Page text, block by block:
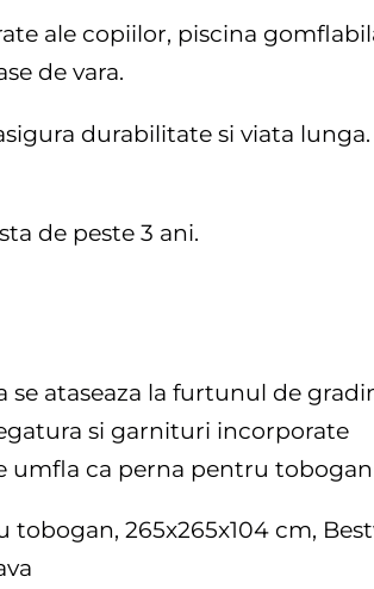
ale copiilor, piscina
de vara.
durabilitate si viata lunga.
de peste 3 ani.
se ataseaza la furtunul de
si garnituri incorporate
umfla ca perna pentru tobogan